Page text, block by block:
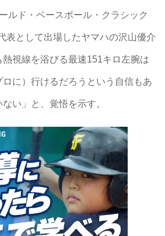
ルド・ベースボール・クラシック
表として出場したヤマハの沢山優介
視線を浴びる最速151キロ左腕は
ロに）行けるだろうという自信もあ
い」と、覚悟を示す。